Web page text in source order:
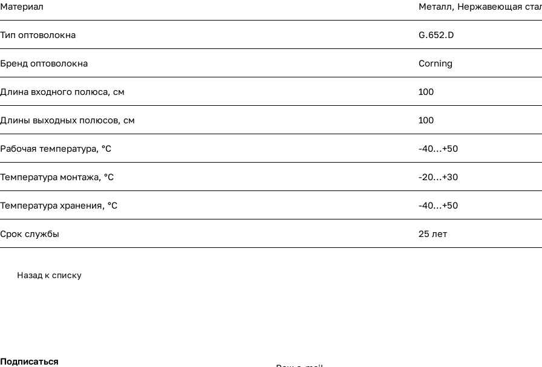
Материал Металл, Нержавеющая
Тип оптоволокна G.652.D
Бренд оптоволокна Corning
Длина входного полюса, см 100
Длины выходных полюсов, см 100
Рабочая температура, °С -40...+50
Температура монтажа, °С -20...+30
Температура хранения, °С -40...+50
Срок службы 25 лет
Назад к списку
Подписаться